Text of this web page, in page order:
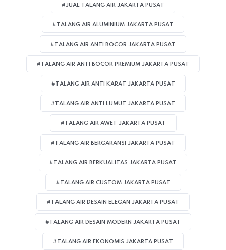
#JUAL TALANG AIR JAKARTA PUSAT
#TALANG AIR ALUMINIUM JAKARTA PUSAT
#TALANG AIR ANTI BOCOR JAKARTA PUSAT
#TALANG AIR ANTI BOCOR PREMIUM JAKARTA PUSAT
#TALANG AIR ANTI KARAT JAKARTA PUSAT
#TALANG AIR ANTI LUMUT JAKARTA PUSAT
#TALANG AIR AWET JAKARTA PUSAT
#TALANG AIR BERGARANSI JAKARTA PUSAT
#TALANG AIR BERKUALITAS JAKARTA PUSAT
#TALANG AIR CUSTOM JAKARTA PUSAT
#TALANG AIR DESAIN ELEGAN JAKARTA PUSAT
#TALANG AIR DESAIN MODERN JAKARTA PUSAT
#TALANG AIR EKONOMIS JAKARTA PUSAT